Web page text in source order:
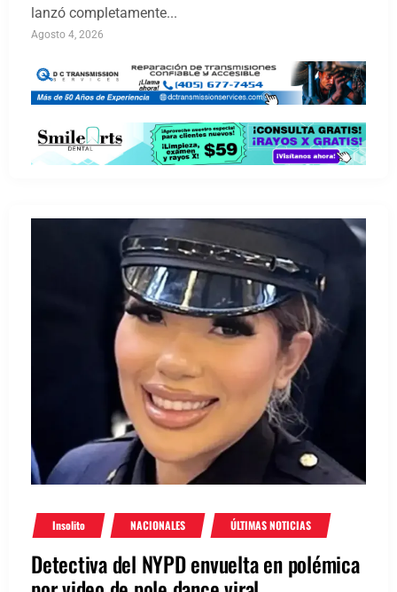
lanzó completamente...
Agosto 4, 2026
Insolito NACIONALES ÚLTIMAS NOTICIAS
Detectiva del NYPD envuelta en polémica